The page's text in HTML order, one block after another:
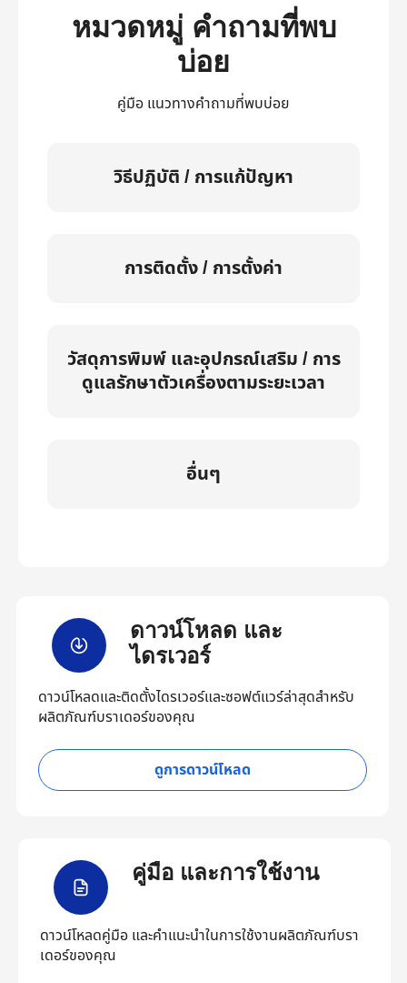
หมวดหมู่ คำถามที่พบ
บ่อย
คู่มือ แนวทางคำถามที่พบบ่อย
วิธีปฏิบัติ / การแก้ปัญหา
การติดตั้ง / การตั้งค่า
วัสดุการพิมพ์ และอุปกรณ์เสริม / การ
ดูแลรักษาตัวเครื่องตามระยะเวลา
อื่นๆ
ดาวน์โหลด และ
ไดรเวอร์
ดาวน์โหลดและติดตั้งไดรเวอร์และซอฟต์แวร์ล่าสุดสำหรับ
ผลิตภัณฑ์บราเดอร์ของคุณ
ดูการดาวน์โหลด
คู่มือ และการใช้งาน
ดาวน์โหลดคู่มือ และคำแนะนำในการใช้งานผลิตภัณฑ์บรา
เดอร์ของคุณ